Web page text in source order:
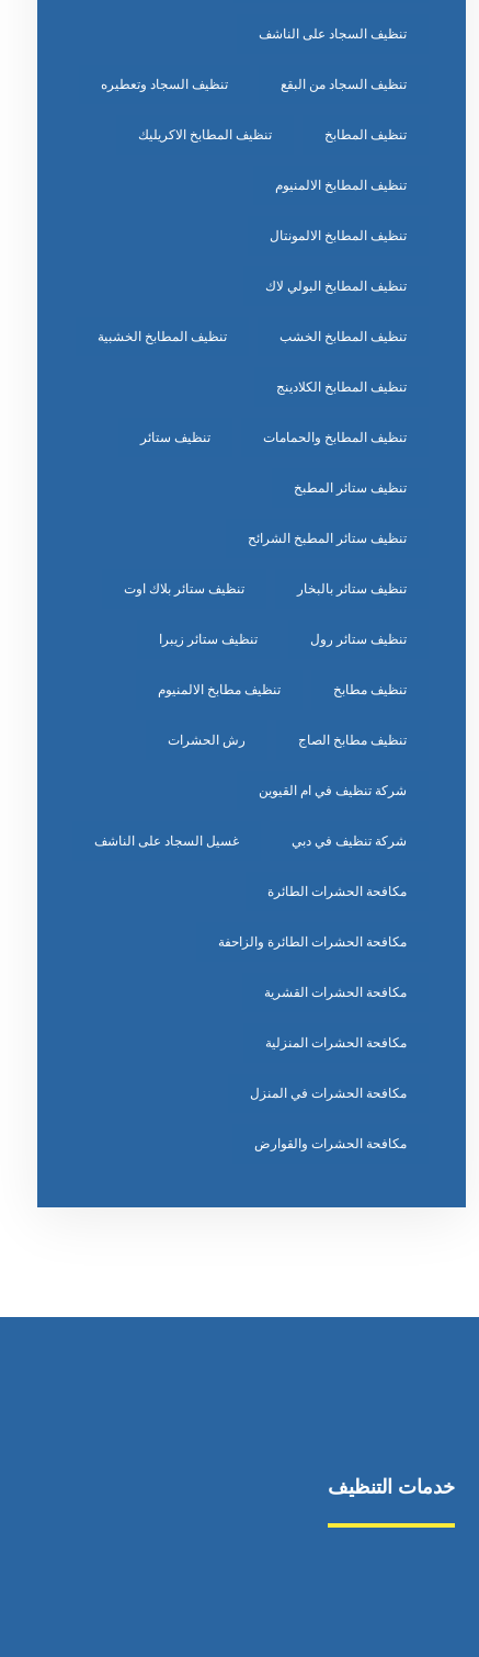
تنظيف السجاد على الناشف
تنظيف السجاد من البقع تنظيف السجاد وتعطيره
تنظيف المطابخ تنظيف المطابخ الاكريليك
تنظيف المطابخ الالمنيوم
تنظيف المطابخ الالمونتال
تنظيف المطابخ البولي لاك
تنظيف المطابخ الخشب تنظيف المطابخ الخشبية
تنظيف المطابخ الكلادينج
تنظيف المطابخ والحمامات تنظيف ستائر
تنظيف ستائر المطبخ
تنظيف ستائر المطبخ الشرائح
تنظيف ستائر بالبخار تنظيف ستائر بلاك اوت
تنظيف ستائر رول تنظيف ستائر زيبرا
تنظيف مطابخ تنظيف مطابخ الالمنيوم
تنظيف مطابخ الصاج رش الحشرات
شركة تنظيف في ام القيوين
شركة تنظيف في دبي غسيل السجاد على الناشف
مكافحة الحشرات الطائرة
مكافحة الحشرات الطائرة والزاحفة
مكافحة الحشرات القشرية
مكافحة الحشرات المنزلية
مكافحة الحشرات في المنزل
مكافحة الحشرات والقوارض
خدمات التنظيف